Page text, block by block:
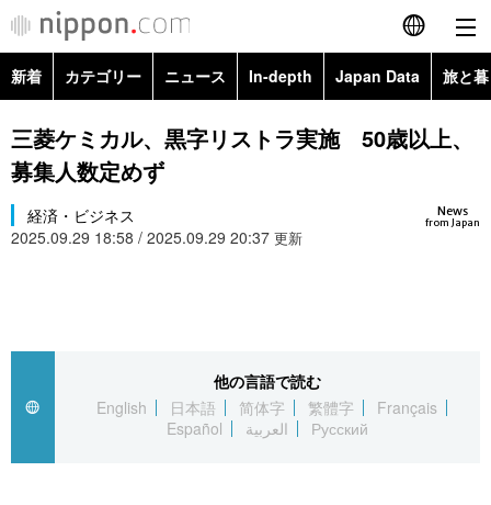
English
简体字
Русский
カテゴリー
国際
社会
アーカイブ
Japan Data
旅と暮らし
新着 カテゴリー ニュース In-depth Japan Data 旅と
政治・外交
経済・ビジネス
国際・海外
文化
科学・技術
暮らし
Topics
三菱ケミカル、黒字リストラ実施 50歳以上、
募集人数定めず
News
from Japan
経済・ビジネス
2025.09.29 18:58 / 2025.09.29 20:37 更新
他の言語で読む
English
日本語 简体字 繁體字
Français
Español
العربية Русский